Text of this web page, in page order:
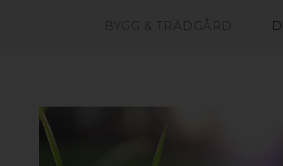
BYGG & TRÄDGÅRD